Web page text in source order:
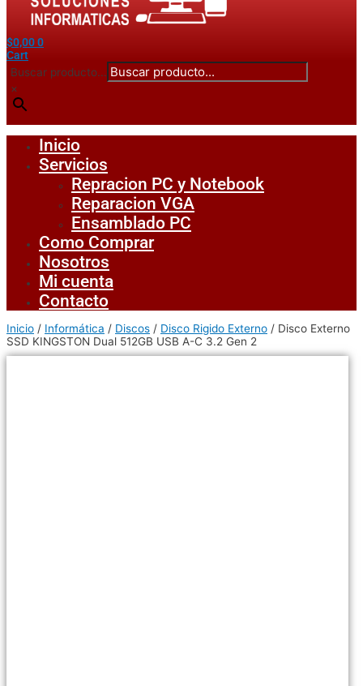
$0,000
Cart
Buscar producto...
×
Inicio
Servicios
Repracion PC y Notebook
Reparacion VGA
Ensamblado PC
Como Comprar
Nosotros
Mi cuenta
Contacto
Inicio / Informática / Discos / Disco Rigido Externo / Disco Externo
SSD KINGSTON Dual 512GB USB A-C 3.2 Gen 2